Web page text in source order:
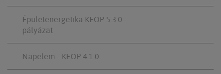
Épületenergetika KEOP 5.3.0
pályázat
Napelem - KEOP 4.1.0